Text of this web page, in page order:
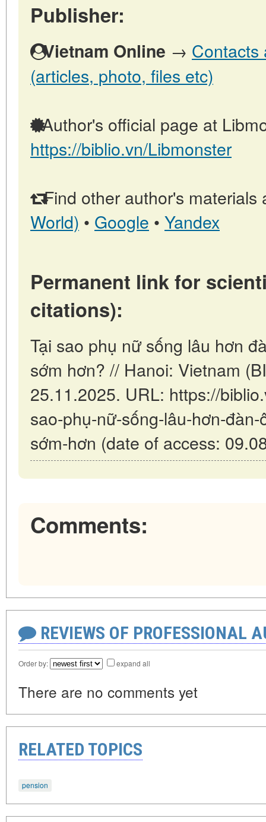
Publisher:
Vietnam Online → Contacts
(articles, photo, files etc)
Author's official page at
https://biblio.vn/Libmonster
Find other author's materials
World) • Google • Yandex
Permanent link for
citations):
Tại sao phụ nữ sống lâu hơn
sớm hơn? // Hanoi: Vietnam
25.11.2025. URL: https://
sao-phụ-nữ-sống-lâu-hơn-
sớm-hơn (date of access:
Comments:
REVIEWS OF PROFESSIONAL
Order by: expand all
There are no comments yet
RELATED TOPICS
pension